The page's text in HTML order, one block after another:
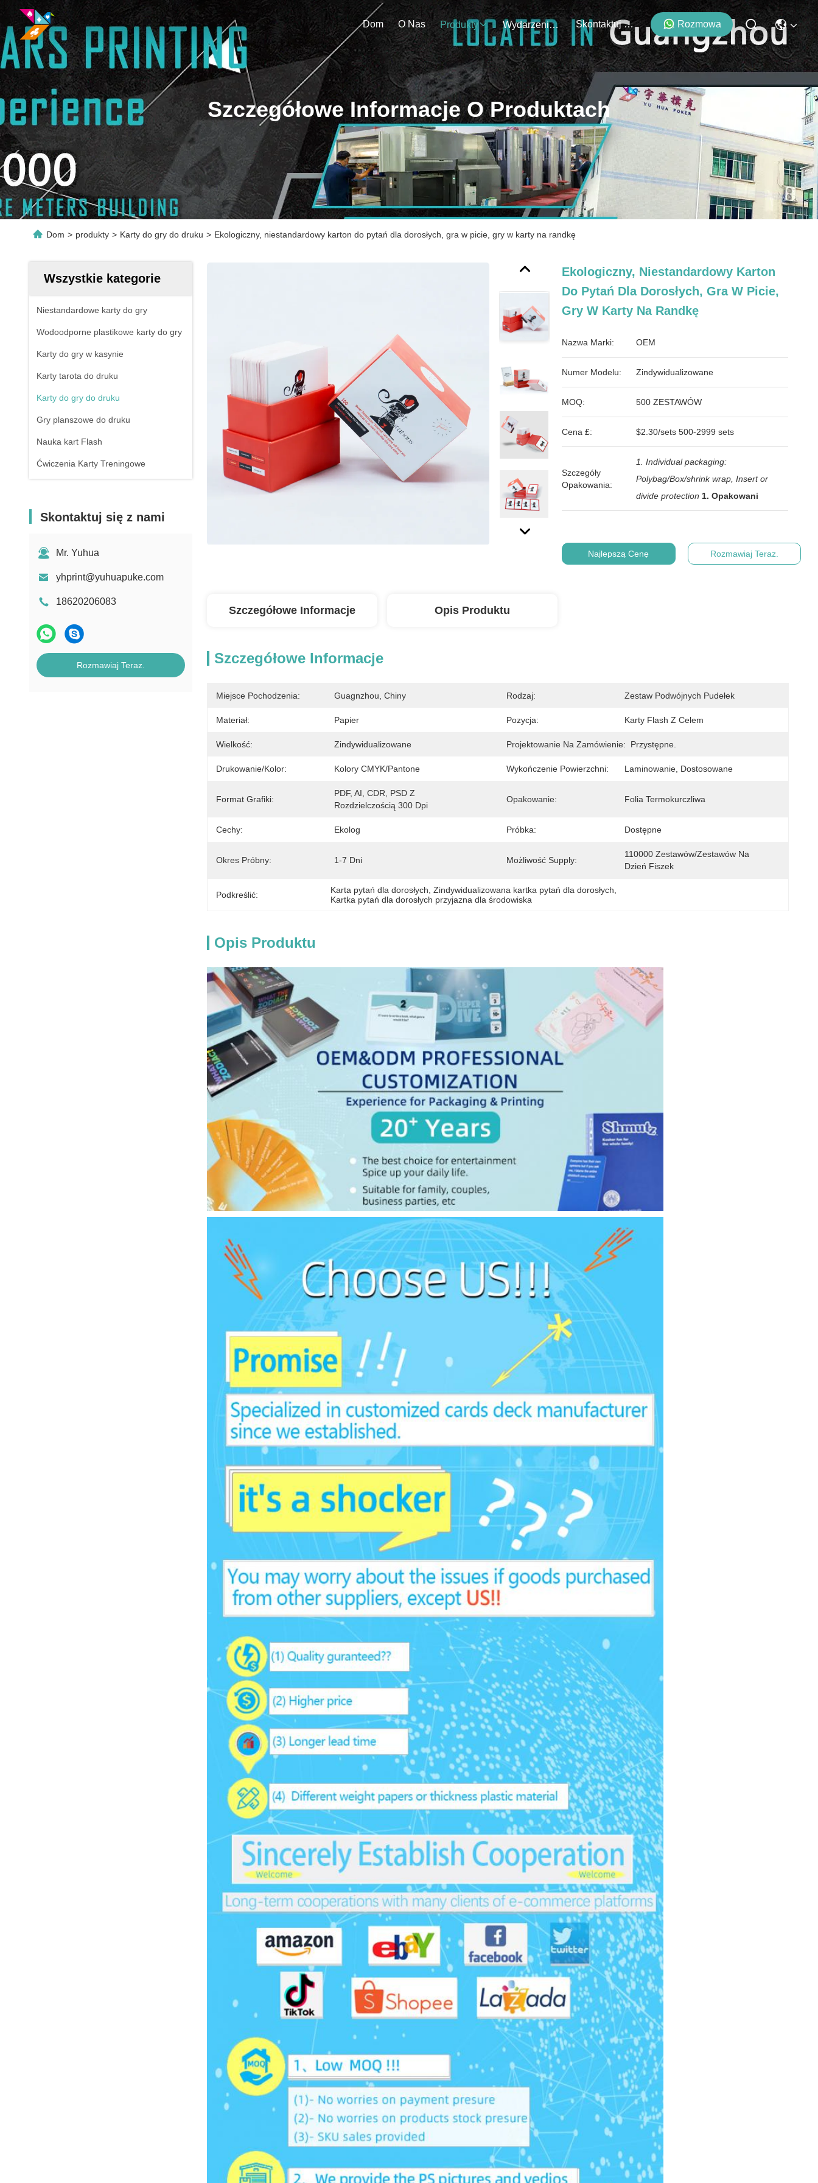
Dom O Nas Produkty Wydarzenia Skontaktuj Się Z Nami Rozmowa
Szczegółowe Informacje O Produktach
Dom > produkty > Karty do gry do druku > Ekologiczny, niestandardowy karton do pytań dla dorosłych, gra w picie, gry w karty na randkę
Wszystkie kategorie
Niestandardowe karty do gry
Wodoodporne plastikowe karty do gry
Karty do gry w kasynie
Karty tarota do druku
Karty do gry do druku
Gry planszowe do druku
Nauka kart Flash
Ćwiczenia Karty Treningowe
Skontaktuj się z nami
Mr. Yuhua
yhprint@yuhuapuke.com
18620206083
Rozmawiaj Teraz.
Ekologiczny, Niestandardowy Karton
Do Pytań Dla Dorosłych, Gra W Picie,
Gry W Karty Na Randkę
Nazwa Marki: OEM
Numer Modelu: Zindywidualizowane
MOQ: 500 ZESTAWÓW
Cena £: $2.30/sets 500-2999 sets
Szczegóły
Opakowania:
1. Individual packaging:
Polybag/Box/shrink wrap, Insert or
divide protection 1. Opakowani
Najlepszą Cenę Rozmawiaj Teraz.
Szczegółowe Informacje Opis Produktu
Szczegółowe Informacje
Miejsce Pochodzenia: Guagnzhou, Chiny Rodzaj: Zestaw Podwójnych Pudełek
Materiał: Papier Pozycja: Karty Flash Z Celem
Wielkość: Zindywidualizowane Projektowanie Na Zamówienie: Przystępne.
Drukowanie/kolor: Kolory CMYK/Pantone Wykończenie Powierzchni: Laminowanie, Dostosowane
Format Grafiki:
PDF, AI, CDR, PSD Z
Rozdzielczością 300 Dpi
Opakowanie: Folia Termokurczliwa
Cechy: Ekolog Próbka: Dostępne
Okres Próbny: 1-7 Dni Możliwość Supply:
110000 Zestawów/zestawów Na
Dzień Fiszek
Podkreślić: Karta pytań dla dorosłych , Zindywidualizowana kartka pytań dla dorosłych
Kartka pytań dla dorosłych przyjazna dla środowiska
Opis Produktu